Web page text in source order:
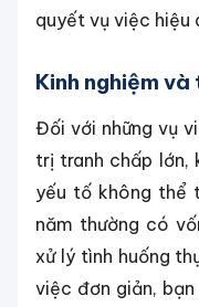
quyết vụ việc hiệu
Kinh nghiệm và
Đối với những vụ
trị tranh chấp lớn,
yếu tố không thể
năm thường có
xử lý tình huống
việc đơn giản,